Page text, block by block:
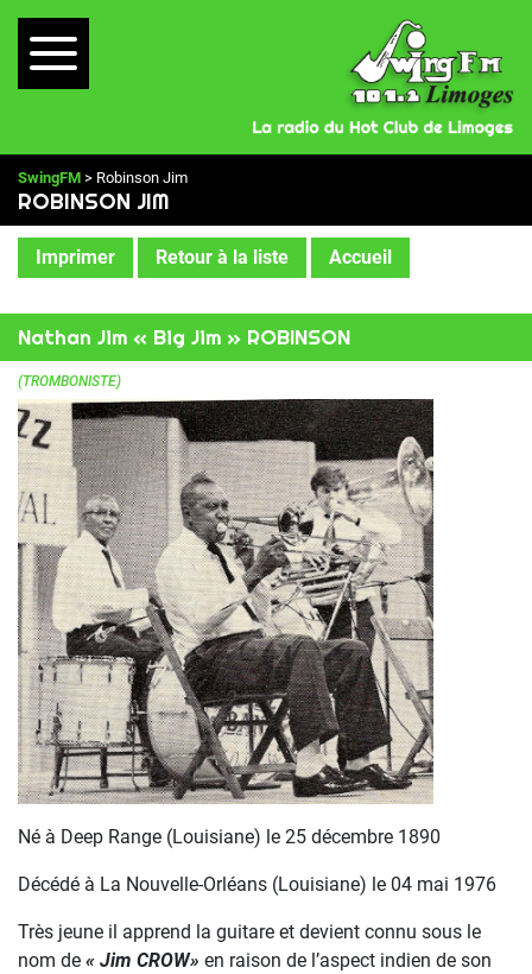
SwingFM > Robinson Jim
ROBINSON JIM
Imprimer Retour à la liste Accueil
Nathan Jim « Big Jim » ROBINSON
(TROMBONISTE)
Né à Deep Range (Louisiane) le 25 décembre 1890
Décédé à La Nouvelle-Orléans (Louisiane) le 04 mai 1976
Très jeune il apprend la guitare et devient connu sous le
nom de « Jim CROW» en raison de l’aspect indien de son